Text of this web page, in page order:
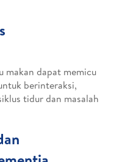
makan dapat memicu
berinteraksi,
tidur dan masalah